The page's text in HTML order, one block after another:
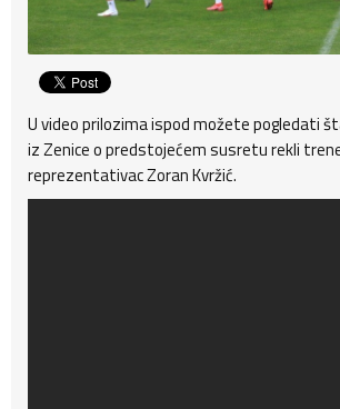
U video prilozima ispod možete pogledati
iz Zenice o predstojećem susretu rekli
reprezentativac Zoran Kvržić.